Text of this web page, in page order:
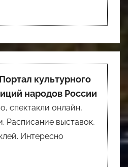
культурного
народов России
спектакли онлайн,
Расписание выставок,
Интересно